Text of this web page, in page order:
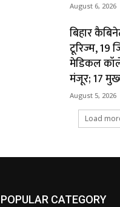
August 6, 2026
बिहार
टूरिज्म, 19
मेडिकल
मंजूर; 17
August 5, 2026
Load
POPULAR CATEGORY